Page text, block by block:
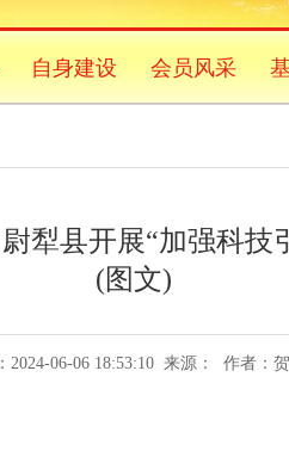
自身建设 会员风采
犁县开展“加强科技
(图文)
2024-06-06 18:53:10 来源： 作者：